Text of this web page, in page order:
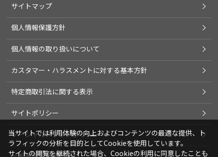
サイトマップ
個人情報保護方針
個人情報の取り扱いについて
カスタマー・ハラスメントに対する基本方針
特定商取引法に関する表示
サイトポリシー
ソーシャルメディアポリシー
当サイトでは利用体験の向上およびコンテンツの最適な提供、ト
ラフィックの分析を目的としてCookieを使用しています。
サイトの閲覧を継続された場合、Cookieの利用に同意したことも